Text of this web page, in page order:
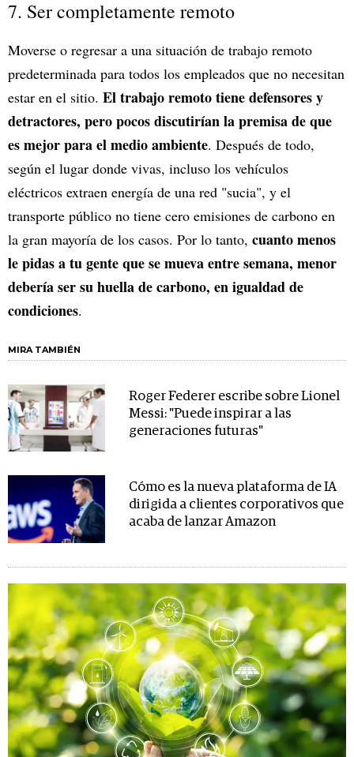
7. Ser completamente remoto
Moverse o regresar a una situación de trabajo remoto
predeterminada para todos los empleados que no necesitan
estar en el sitio. El trabajo remoto tiene defensores y
detractores, pero pocos discutirían la premisa de que
es mejor para el medio ambiente. Después de todo,
según el lugar donde vivas, incluso los vehículos
eléctricos extraen energía de una red "sucia", y el
transporte público no tiene cero emisiones de carbono en
la gran mayoría de los casos. Por lo tanto, cuanto menos
le pidas a tu gente que se mueva entre semana, menor
debería ser su huella de carbono, en igualdad de
condiciones.
MIRA TAMBIÉN
Roger Federer escribe sobre Lionel
Messi: "Puede inspirar a las
generaciones futuras"
Cómo es la nueva plataforma de IA
dirigida a clientes corporativos que
acaba de lanzar Amazon